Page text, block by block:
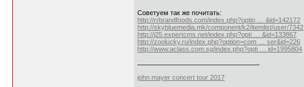
Советуем так же почитать:
http://rrbrandfoods.com/index.php?optio … &id=142172
http://skybluemedia.mk/component/k2/itemlist/user/7342
http://j25.expertcms.net/index.php?opti … &id=133867
http://zoolucky.ru/index.php?option=com … ser&id=226
http://www.aclass.com.sg/index.php?opti … id=1995804
john mayer concert tour 2017